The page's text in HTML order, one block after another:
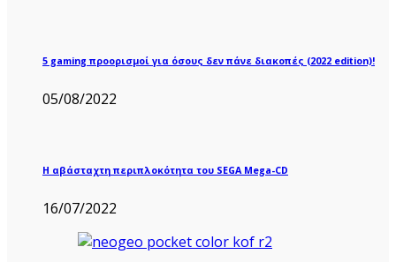
5 gaming προορισμοί για όσους δεν πάνε διακοπές (2022 edition)!
05/08/2022
Η αβάσταχτη περιπλοκότητα του SEGA Mega-CD
16/07/2022